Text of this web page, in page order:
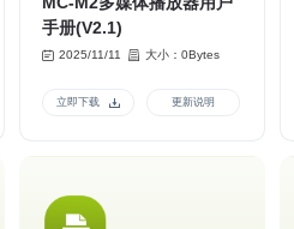
手册(V2.1)
2025/11/11 大小：0Bytes
立即下载 更新说明